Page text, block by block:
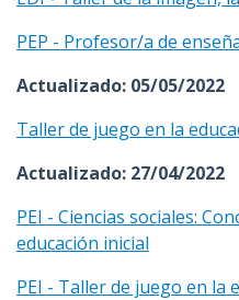
PEP - Profesor/a de
Actualizado: 05/05/2022
Taller de juego en la
Actualizado: 27/04/2022
PEI - Ciencias sociales:
educación inicial
PEI - Taller de juego en la